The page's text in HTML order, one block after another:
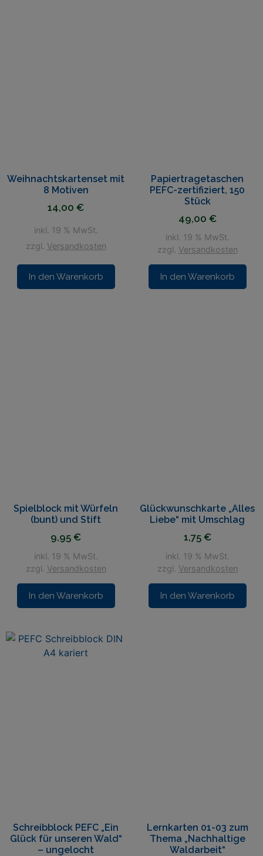
Weihnachtskartenset mit
8 Motiven
14,00 €
inkl. 19 % MwSt.
zzgl. Versandkosten
In den Warenkorb
Papiertragetaschen
PEFC-zertifiziert, 150
Stück
49,00 €
inkl. 19 % MwSt.
zzgl. Versandkosten
In den Warenkorb
Spielblock mit Würfeln
(bunt) und Stift
9,95 €
inkl. 19 % MwSt.
zzgl. Versandkosten
In den Warenkorb
Glückwunschkarte „Alles
Liebe“ mit Umschlag
1,75 €
inkl. 19 % MwSt.
zzgl. Versandkosten
In den Warenkorb
Schreibblock PEFC „Ein
Glück für unseren Wald“
– ungelocht
Lernkarten 01-03 zum
Thema „Nachhaltige
Waldarbeit“